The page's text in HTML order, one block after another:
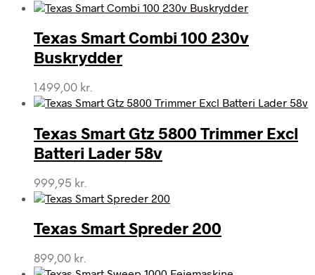
Texas Smart Combi 100 230v
Buskrydder
1.499,00 kr.
Texas Smart Gtz 5800 Trimmer Excl
Batteri Lader 58v
999,95 kr.
Texas Smart Spreder 200
899,00 kr.